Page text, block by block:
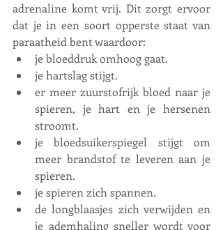
adrenaline komt vrij. Dit zorgt ervoor
dat je in een soort opperste staat van
paraatheid bent waardoor:
je bloeddruk omhoog gaat.
je hartslag stijgt.
er meer zuurstofrijk bloed naar je
spieren, je hart en je hersenen
stroomt.
je bloedsuikerspiegel stijgt om
meer brandstof te leveren aan je
spieren.
je spieren zich spannen.
de longblaasjes zich verwijden en
je ademhaling sneller wordt voor